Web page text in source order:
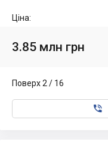
Ціна:
3.85 млн грн
Поверх 2 / 16
